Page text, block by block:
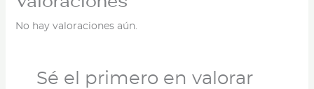
No hay valoraciones aún.
Sé el primero en valorar